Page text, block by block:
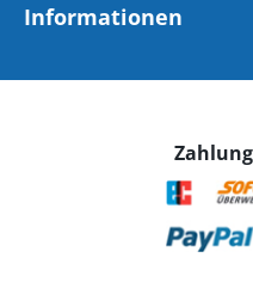
Informationen